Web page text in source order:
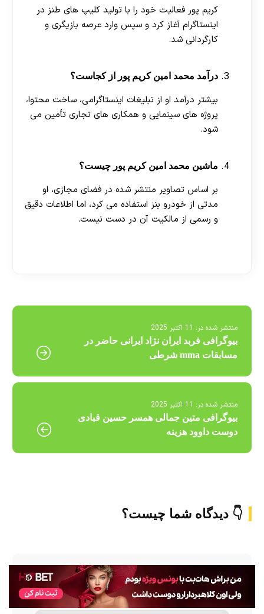
کریم‌ پور فعالیت خود را با تولید کلیپ‌ های طنز در
اینستاگرام آغاز کرد و سپس وارد عرصه بازیگری و
کارگردانی شد.
درآمد محمد امین کریم‌ پور از کجاست؟
بیشتر درآمد او از تبلیغات اینستاگرامی، ساخت محتوا،
پروژه‌ های سینمایی و همکاری‌ های تجاری تأمین می‌
شود.
ماشین محمد امین کریم‌ پور چیست؟
بر اساس تصاویر منتشر شده در فضای مجازی، او
مدتی از خودرو بنز استفاده می‌ کرد، اما اطلاعات دقیق
و رسمی از مالکیت آن در دست نیست.
منتشر شده در: 11 اکتبر 2025
بیوگرافی فربد ایران نژاد ایرانی حاضر در
مسابقات mma شرطی
منتشر شده در: 11 اکتبر 2025
بیوگرافی متین جمالی همسر حسین قبادی
دوست داوود هزینه
👇 دیدگاه شما چیست؟